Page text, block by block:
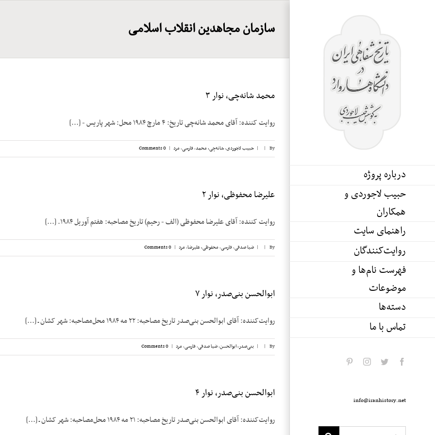
درباره پروژه
حبیب لاجوردی و
همکاران
راهنمای سایت
روایت‌کنندگان
فهرست نام‌ها و
موضوعات
دسته‌ها
تماس با ما
facebook
twitter
instagram
info@iranhistory.net
سازمان مجاهدین انقلاب اسلامی
محمد شانه‌چی، نوار ۳
روایت کننده: آقای محمد شانه‌چی تاریخ: ۴ مارچ ۱۹۸۴ محل: شهر پاریس - [...]
By
|
| حبیب لاجوردی,شانه‌چی، محمد,فارسی,مرد |
0 Comments
علیرضا محفوظی، نوار ۲
روایت کننده: آقای علیرضا محفوظی (الف - رحیم) تاریخ مصاحبه: هفتم آوریل ۱۹۸۴. [...]
By
|
| ضیا صدقی,فارسی,محفوظی، علیرضا,مرد |
0 Comments
ابوالحسن بنی‌صدر، نوار ۷
روایت‌کننده: آقای ابوالحسن بنی‌صدر تاریخ مصاحبه: ۲۲ مه ۱۹۸۴ محل‌مصاحبه: شهر کشان ـ [...]
By
|
| بنی‌صدر، ابوالحسن,ضیا صدقی,فارسی,مرد |
0 Comments
ابوالحسن بنی‌صدر، نوار ۴
روایت‌کننده: آقای ابوالحسن بنی‌صدر تاریخ مصاحبه: ۲۱ مه ۱۹۸۴ محل‌مصاحبه: شهر کشان ـ [...]